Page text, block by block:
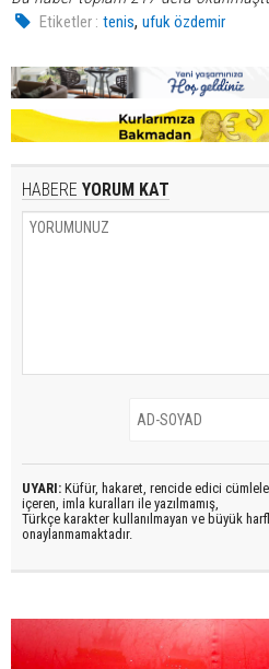
Etiketler : tenis,ufuk özdemir
HABERE YORUM KAT
UYARI: Küfür, hakaret, rencide edici
içeren, imla kuralları ile yazılmamış,
Türkçe karakter kullanılmayan ve büyük
onaylanmamaktadır.